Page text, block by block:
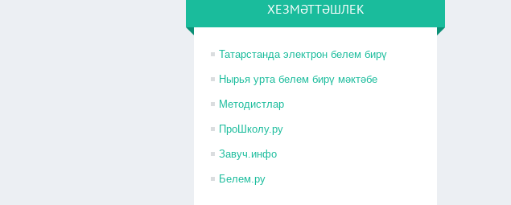
ХЕЗМӘТТӘШЛЕК
Татарстанда электрон белем бирү
Нырья урта белем бирү мәктәбе
Методистлар
ПроШколу.ру
Завуч.инфо
Белем.ру